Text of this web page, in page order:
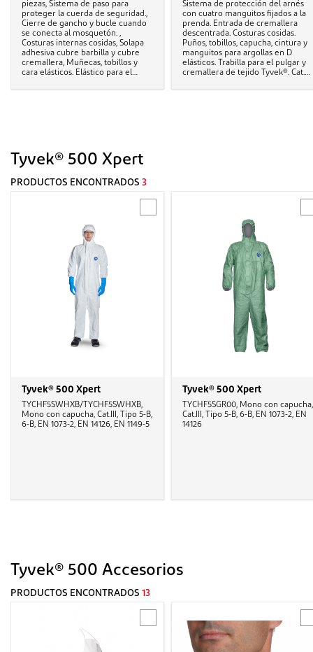
piezas, Sistema de paso para
proteger la cuerda de seguridad.,
Cierre de gancho y bucle cuando
se conecta al mosquetón. ,
Costuras internas cosidas, Solapa
adhesiva cubre barbilla y cubre
cremallera, Muñecas, tobillos y
cara elásticos. Elástico para el
Sistema de protección del arnés
con cuatro manguitos fijados a la
prenda. Entrada de cremallera
descentrada. Costuras cosidas.
Puños, tobillos, capucha, cintura y
manguitos para argollas en D
elásticos. Trabilla para el pulgar y
cremallera de tejido Tyvek®. Cat.
Tyvek® 500 Xpert
PRODUCTOS ENCONTRADOS 3
Tyvek® 500 Xpert
TYCHF5SWHXB/TYCHF5SWHXB,
Mono con capucha, Cat.III, Tipo 5-B,
6-B, EN 1073-2, EN 14126, EN 1149-5
Tyvek® 500 Xpert
TYCHF5SGR00, Mono con capucha,
Cat.III, Tipo 5-B, 6-B, EN 1073-2, EN
14126
Tyvek® 500 Accesorios
PRODUCTOS ENCONTRADOS 13